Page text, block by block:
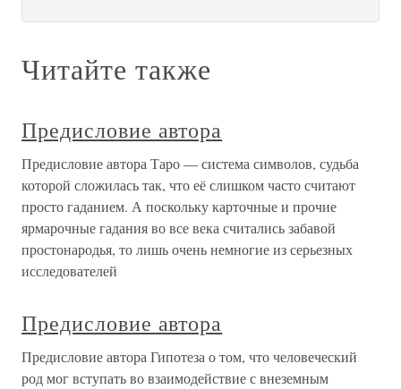
Читайте также
Предисловие автора
Предисловие автора Таро — система символов, судьба
которой сложилась так, что её слишком часто считают
просто гаданием. А поскольку карточные и прочие
ярмарочные гадания во все века считались забавой
простонародья, то лишь очень немногие из серьезных
исследователей
Предисловие автора
Предисловие автора Гипотеза о том, что человеческий
род мог вступать во взаимодействие с внеземным